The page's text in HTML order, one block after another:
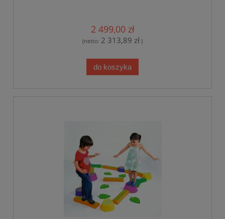
2 499,00 zł
(netto: 2 313,89 zł )
do koszyka